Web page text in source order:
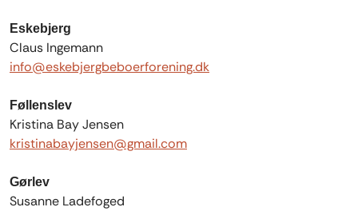
Eskebjerg
Claus Ingemann
info@eskebjergbeboerforening.dk
Føllenslev
Kristina Bay Jensen
kristinabayjensen@gmail.com
Gørlev
Susanne Ladefoged